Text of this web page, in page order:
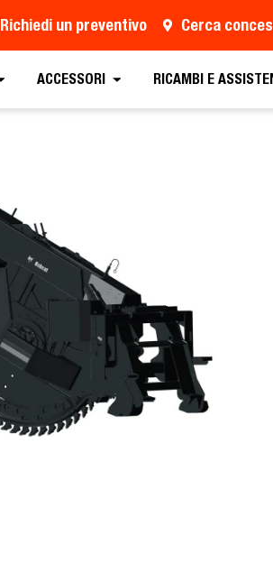
Richiedi un preventivo Cerca
ACCESSORI RICAMBI E
Richiedi Preventivo Cerca